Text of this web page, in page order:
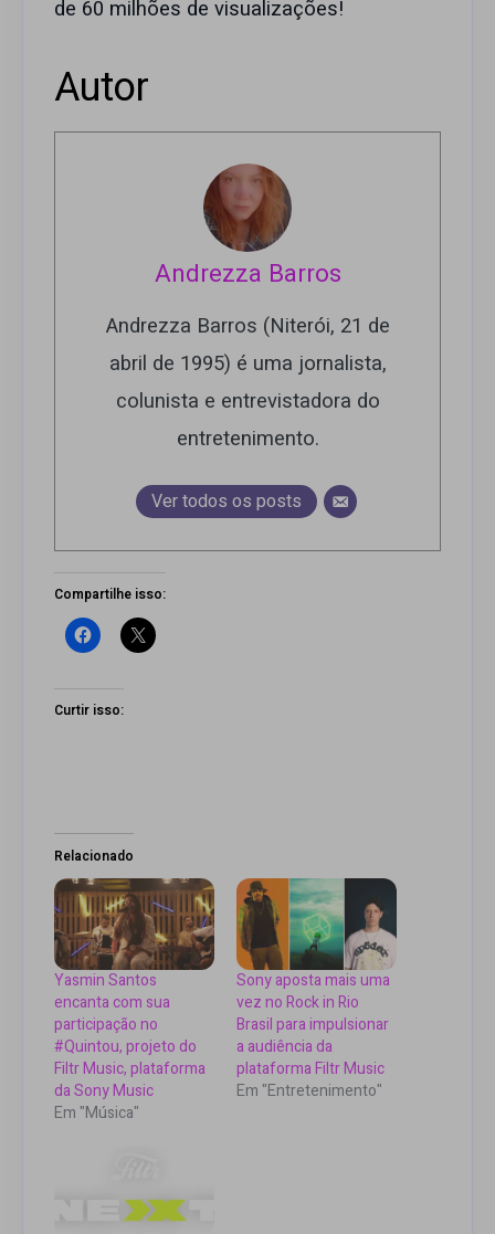
de 60 milhões de visualizações!
Autor
Andrezza Barros
Andrezza Barros (Niterói, 21 de
abril de 1995) é uma jornalista,
colunista e entrevistadora do
entretenimento.
Ver todos os posts
Compartilhe isso:
Curtir isso:
Relacionado
Yasmin Santos
encanta com sua
participação no
#Quintou, projeto do
Filtr Music, plataforma
da Sony Music
Em "Música"
Sony aposta mais uma
vez no Rock in Rio
Brasil para impulsionar
a audiência da
plataforma Filtr Music
Em "Entretenimento"